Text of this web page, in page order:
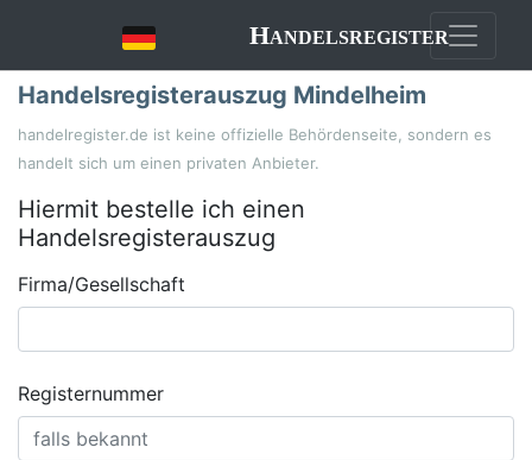
Handelsregister
Handelsregisterauszug Mindelheim
handelregister.de ist keine offizielle Behördenseite, sondern es
handelt sich um einen privaten Anbieter.
Hiermit bestelle ich einen
Handelsregisterauszug
Firma/Gesellschaft
Registernummer